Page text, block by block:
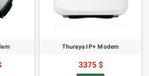
Thuraya IP+ Modem
3375 $